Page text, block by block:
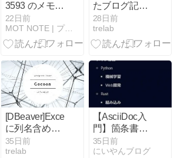
3593 のメモリ
ー増設
22日前
MOT NOTE | プログラムと車とドローン関連のメモ
たブログ記事
はPV数を稼げ
るか？稼げな
いか？実際に
紹介
28日前
trelab
[DBeaver]Excel
に列名含めて
コピーや選択
行のみコピー
35日前
trelab
【AsciiDoc入
門】箇条書
き・チェック
ボックス・定
35日前
にいやんブログ